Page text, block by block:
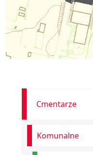
Cmentarze
Komunalne